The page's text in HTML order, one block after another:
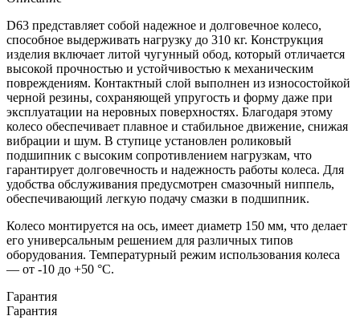
D63 представляет собой надежное и долговечное колесо,
способное выдерживать нагрузку до 310 кг. Конструкция
изделия включает литой чугунный обод, который отличается
высокой прочностью и устойчивостью к механическим
повреждениям. Контактный слой выполнен из износостойкой
черной резины, сохраняющей упругость и форму даже при
эксплуатации на неровных поверхностях. Благодаря этому
колесо обеспечивает плавное и стабильное движение, снижая
вибрации и шум. В ступице установлен роликовый
подшипник с высоким сопротивлением нагрузкам, что
гарантирует долговечность и надежность работы колеса. Для
удобства обслуживания предусмотрен смазочный ниппель,
обеспечивающий легкую подачу смазки в подшипник.
Колесо монтируется на ось, имеет диаметр 150 мм, что делает
его универсальным решением для различных типов
оборудования. Температурный режим использования колеса
— от -10 до +50 °С.
Гарантия
Гарантия